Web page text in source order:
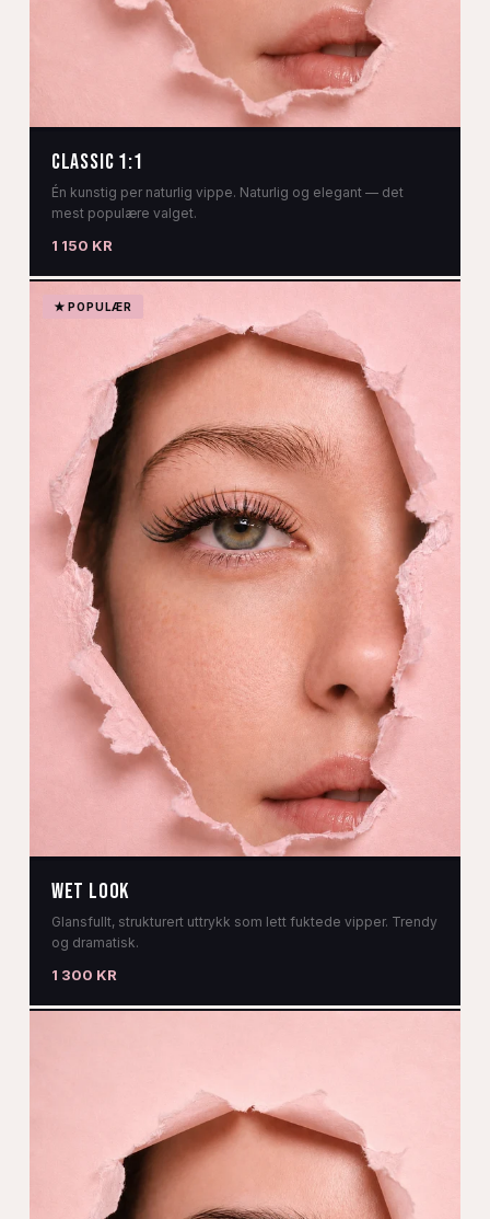
CLASSIC 1:1
Én kunstig per naturlig vippe. Naturlig og elegant — det
mest populære valget.
1 150 KR
★ POPULÆR
WET LOOK
Glansfullt, strukturert uttrykk som lett fuktede vipper. Trendy
og dramatisk.
1 300 KR